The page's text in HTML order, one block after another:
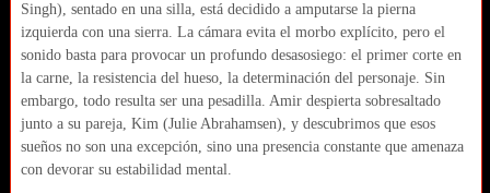
Singh), sentado en una silla, está decidido a amputarse la pierna
izquierda con una sierra. La cámara evita el morbo explícito, pero el
sonido basta para provocar un profundo desasosiego: el primer corte en
la carne, la resistencia del hueso, la determinación del personaje. Sin
embargo, todo resulta ser una pesadilla. Amir despierta sobresaltado
junto a su pareja, Kim (Julie Abrahamsen), y descubrimos que esos
sueños no son una excepción, sino una presencia constante que amenaza
con devorar su estabilidad mental.